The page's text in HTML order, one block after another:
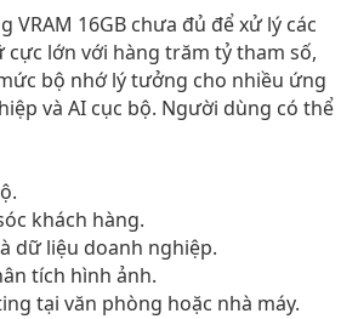
VRAM 16GB chưa đủ để xử lý các
lớn với hàng trăm tỷ tham số,
bộ nhớ lý tưởng cho nhiều ứng
và AI cục bộ. Người dùng có thể
khách hàng.
dữ liệu doanh nghiệp.
tích hình ảnh.
tại văn phòng hoặc nhà máy.